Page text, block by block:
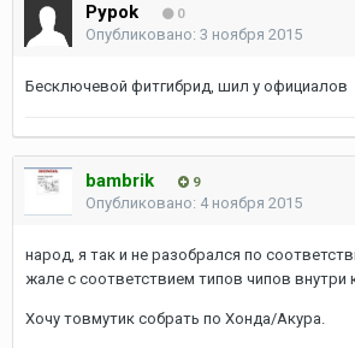
Pypok 0
Опубликовано: 3 ноября 2015
Бесключевой фитгибрид, шил у официалов
bambrik 9
Опубликовано: 4 ноября 2015
народ, я так и не разобрался по
жале с соответствием типов чипов внутри
Хочу товмутик собрать по Хонда/Акура.